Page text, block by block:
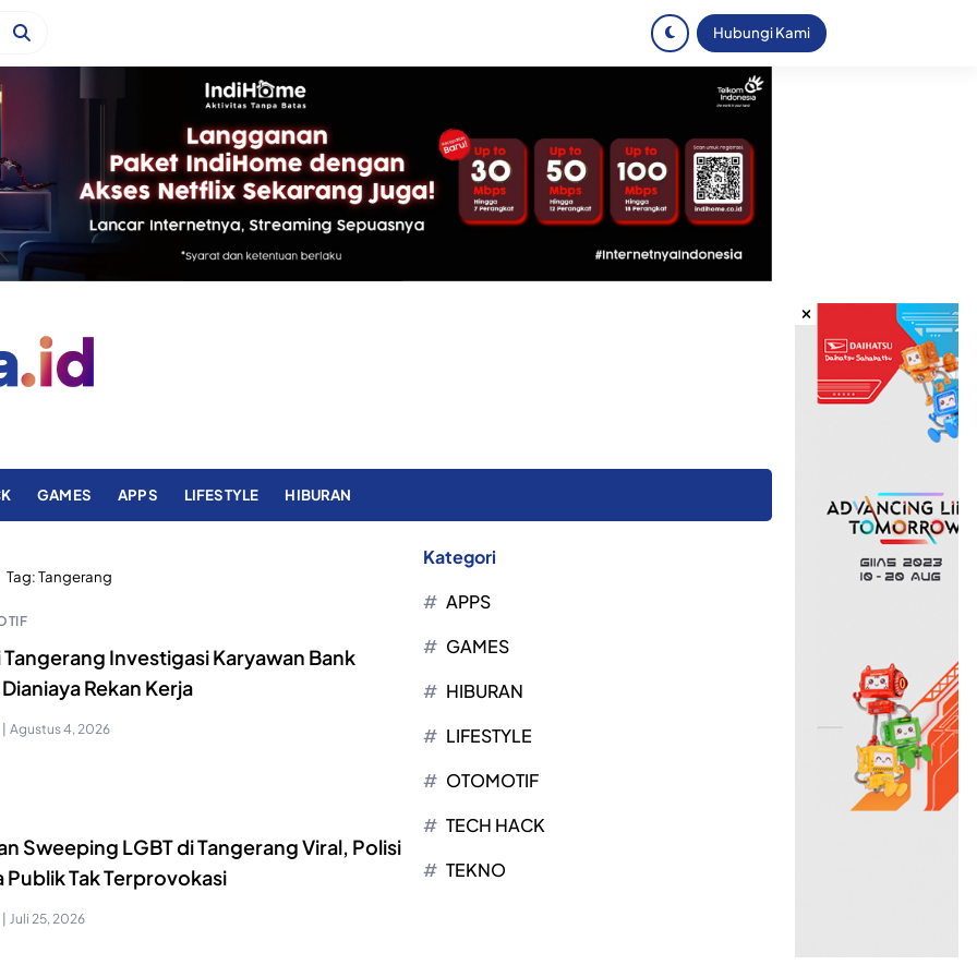
Hubungi Kami
GAMES APPS LIFESTYLE HIBURAN
Tag:Tangerang
Tangerang Investigasi Karyawan Bank
Rekan Kerja
| Agustus 4, 2026
Sweeping LGBT di Tangerang Viral, Polisi
Publik Tak Terprovokasi
| Juli 25, 2026
Kategori
APPS
GAMES
HIBURAN
LIFESTYLE
OTOMOTIF
TECH HACK
TEKNO